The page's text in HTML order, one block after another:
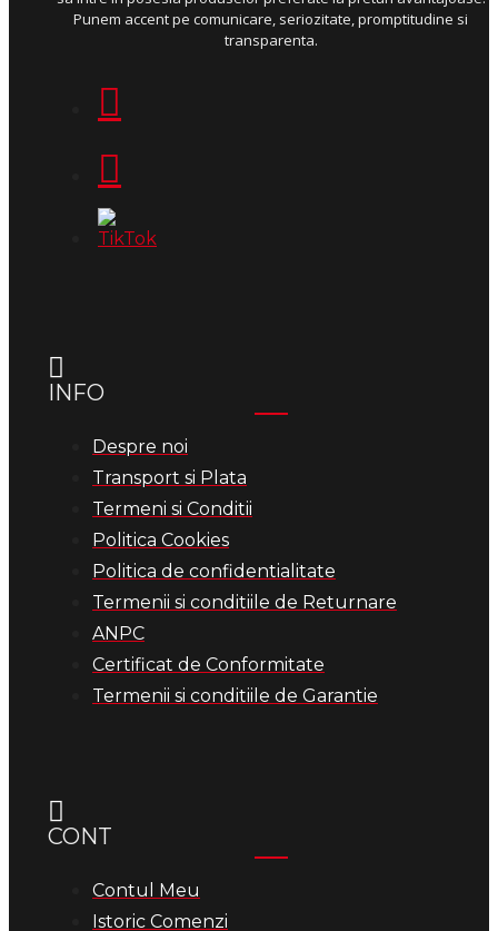
Punem accent pe comunicare, seriozitate, promptitudine si
transparenta.
INFO
Despre noi
Transport si Plata
Termeni si Conditii
Politica Cookies
Politica de confidentialitate
Termenii si conditiile de Returnare
ANPC
Certificat de Conformitate
Termenii si conditiile de Garantie
CONT
Contul Meu
Istoric Comenzi